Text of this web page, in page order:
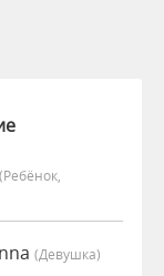
(Ребёнок,
(девушка)